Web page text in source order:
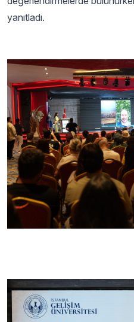
yanıtladı.